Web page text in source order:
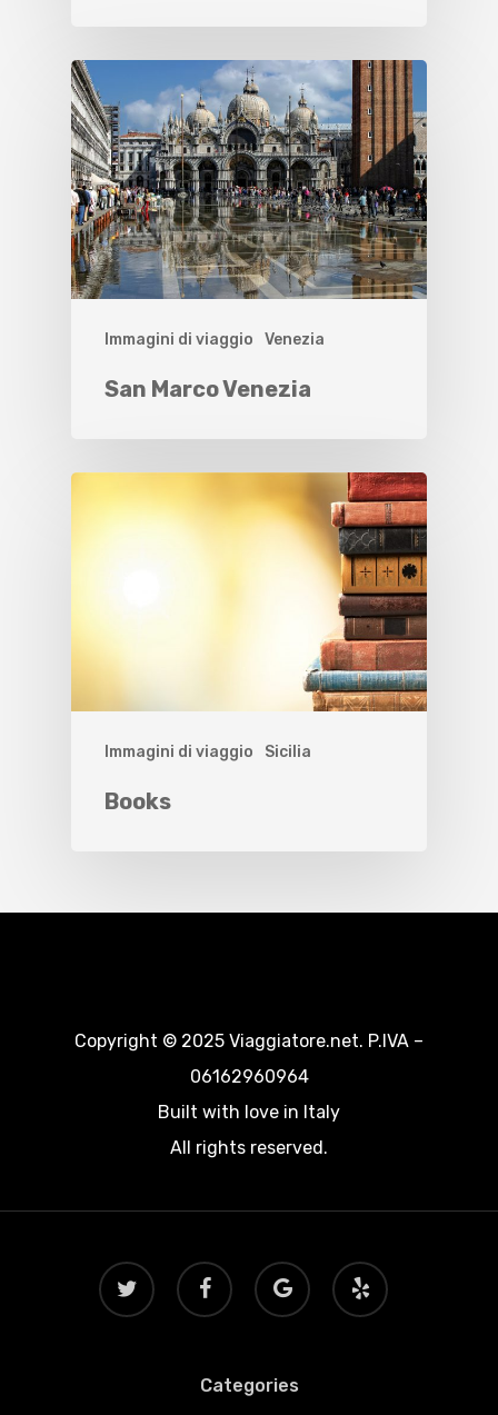
Immagini di viaggio Venezia
San Marco Venezia
Immagini di viaggio Sicilia
Books
Copyright © 2025 Viaggiatore.net. P.IVA –
06162960964
Built with love in Italy
All rights reserved.
twitter facebook
google-
plus
yelp
Categories